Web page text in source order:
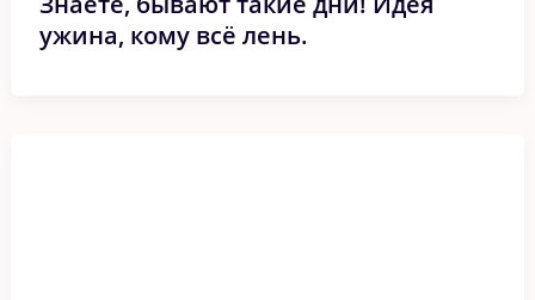
ужина, кому всё лень.